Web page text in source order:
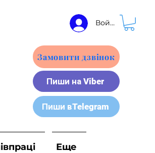
Пиши вTelegram
Пиши на Viber
Замовити дзвінок
Еще
Войти